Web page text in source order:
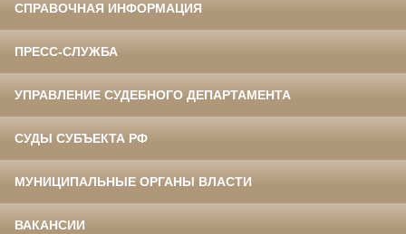
СПРАВОЧНАЯ ИНФОРМАЦИЯ
ПРЕСС-СЛУЖБА
УПРАВЛЕНИЕ СУДЕБНОГО ДЕПАРТАМЕНТА
СУДЫ СУБЪЕКТА РФ
МУНИЦИПАЛЬНЫЕ ОРГАНЫ ВЛАСТИ
ВАКАНСИИ